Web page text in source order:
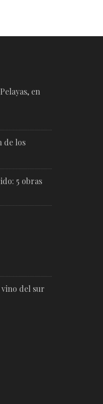
en
de los
5 obras
vino del sur